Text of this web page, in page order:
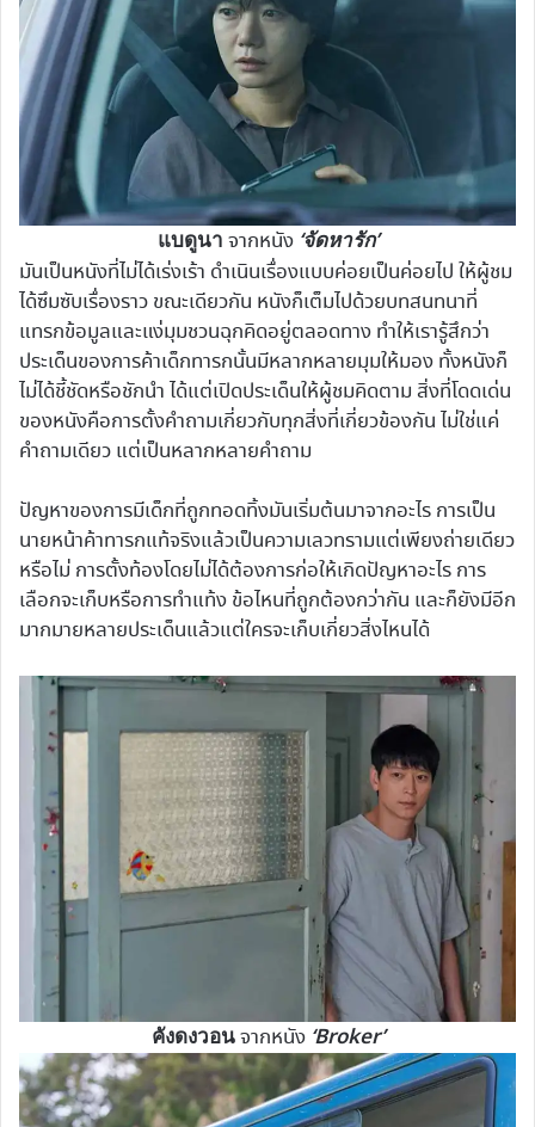
แบดูนา จากหนัง ‘จัดหารัก’
มันเป็นหนังที่ไม่ได้เร่งเร้า ดำเนินเรื่องแบบค่อยเป็นค่อยไป ให้ผู้ชม
ได้ซึมซับเรื่องราว ขณะเดียวกัน หนังก็เต็มไปด้วยบทสนทนาที่
แทรกข้อมูลและแง่มุมชวนฉุกคิดอยู่ตลอดทาง ทำให้เรารู้สึกว่า
ประเด็นของการค้าเด็กทารกนั้นมีหลากหลายมุมให้มอง ทั้งหนังก็
ไม่ได้ชี้ชัดหรือชักนำ ได้แต่เปิดประเด็นให้ผู้ชมคิดตาม สิ่งที่โดดเด่น
ของหนังคือการตั้งคำถามเกี่ยวกับทุกสิ่งที่เกี่ยวข้องกัน ไม่ใช่แค่
คำถามเดียว แต่เป็นหลากหลายคำถาม
ปัญหาของการมีเด็กที่ถูกทอดทิ้งมันเริ่มต้นมาจากอะไร การเป็น
นายหน้าค้าทารกแท้จริงแล้วเป็นความเลวทรามแต่เพียงถ่ายเดียว
หรือไม่ การตั้งท้องโดยไม่ได้ต้องการก่อให้เกิดปัญหาอะไร การ
เลือกจะเก็บหรือการทำแท้ง ข้อไหนที่ถูกต้องกว่ากัน และก็ยังมีอีก
มากมายหลายประเด็นแล้วแต่ใครจะเก็บเกี่ยวสิ่งไหนได้
คังดงวอนจากหนัง ‘Broker’